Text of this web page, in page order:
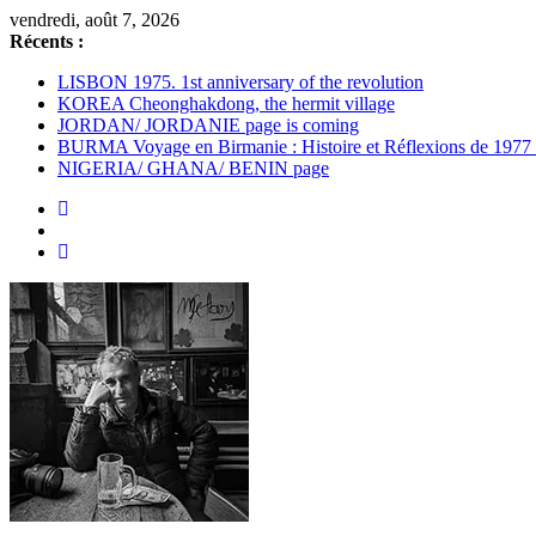
Passer
au
vendredi, août 7, 2026
Récents :
LISBON 1975. 1st anniversary of the revolution
KOREA Cheonghakdong, the hermit village
JORDAN/ JORDANIE page is coming
BURMA Voyage en Birmanie : Histoire et Réflexions de 1977
NIGERIA/ GHANA/ BENIN page